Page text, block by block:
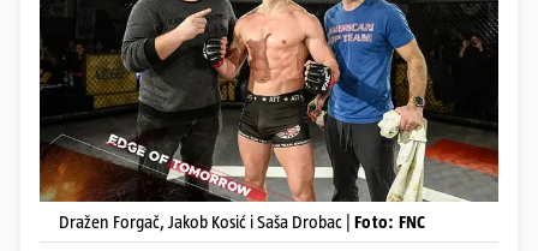
Dražen Forgač, Jakob Kosić i Saša Drobac | Foto: FNC